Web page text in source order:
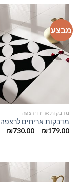
מבצע
מדבקות אריחי רצפה
מדבקות אריחים לרצפה 132
₪179.00
–
₪730.00